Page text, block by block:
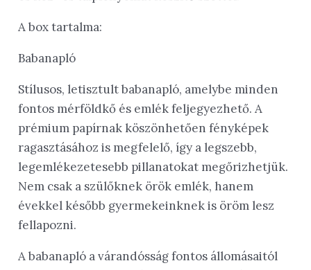
was:
16270 Ft.
is:
A box tartalma:
Babanapló
Stílusos, letisztult babanapló, amelybe minden
fontos mérföldkő és emlék feljegyezhető. A
prémium papírnak köszönhetően fényképek
ragasztásához is megfelelő, így a legszebb,
legemlékezetesebb pillanatokat megőrizhetjük.
Nem csak a szülőknek örök emlék, hanem
évekkel később gyermekeinknek is öröm lesz
fellapozni.
A babanapló a várandósság fontos állomásaitól